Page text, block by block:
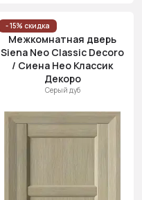
- 15% скидка
Межкомнатная дверь
Siena Neo Classic Decoro
/ Сиена Нео Классик
Декоро
Серый дуб